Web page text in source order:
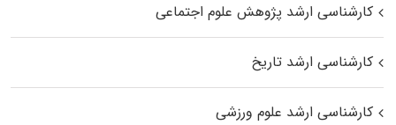
کارشناسی ارشد پژوهش علوم اجتماعی
کارشناسی ارشد تاریخ
کارشناسی ارشد علوم ورزشی